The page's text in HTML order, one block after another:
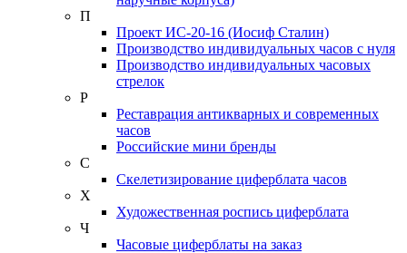
П
Проект ИС-20-16 (Иосиф Сталин)
Производство индивидуальных часов с нуля
Производство индивидуальных часовых
стрелок
Р
Реставрация антикварных и современных
часов
Российские мини бренды
С
Скелетизирование циферблата часов
Х
Художественная роспись циферблата
Ч
Часовые циферблаты на заказ